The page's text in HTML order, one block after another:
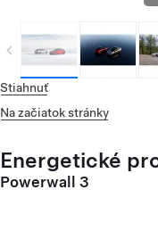
Stiahnuť
Na začiatok stránky
Energetické
Powerwall 3